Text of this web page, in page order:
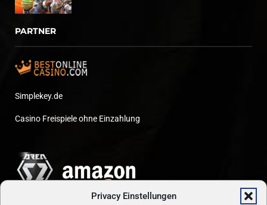
Privacy Einstellungen
PARTNER
Simplekey.de
Casino Freispiele ohne Einzahlung